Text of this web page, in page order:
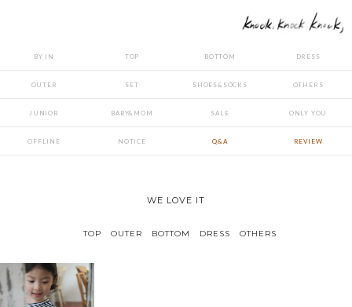
BY IN TOP BOTTOM DRESS
OUTER SET SHOES&SOCKS OTHERS
JUNIOR BABY&MOM SALE ONLY YOU
OFFLINE NOTICE Q&A REVIEW
WE LOVE IT
TOP OUTER BOTTOM DRESS OTHERS